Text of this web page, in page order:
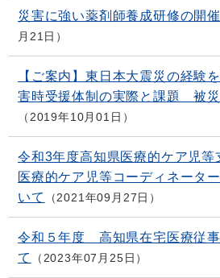
災害に強い薬剤師養成研修の開
月21日
【ご案内】東日本大震災の経験
害時受援体制の実際と課題 被災
2019年10月01日
令和3年度高知県医療的ケア児等
医療的ケア児等コーディネータ
いて
2021年09月27日
令和５年度 高知県在宅医療従
て
2023年07月25日